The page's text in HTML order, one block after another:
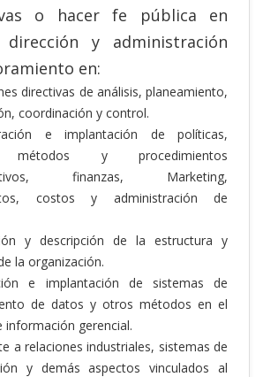
o hacer fe pública en
y administración
en:
directivas de análisis, planeamiento,
coordinación y control.
e implantación de políticas,
métodos y procedimientos
finanzas, Marketing,
costos y administración de
y descripción de la estructura y
la organización.
e implantación de sistemas de
de datos y otros métodos en el
información gerencial.
a relaciones industriales, sistemas de
y demás aspectos vinculados al